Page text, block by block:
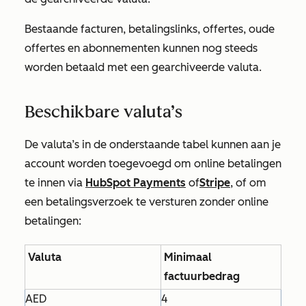
Bestaande facturen, betalingslinks, offertes, oude
offertes en abonnementen kunnen nog steeds
worden betaald met een gearchiveerde valuta.
Beschikbare valuta’s
De valuta’s in de onderstaande tabel kunnen aan je
account worden toegevoegd om online betalingen
te innen via HubSpot Payments ofStripe, of om
een betalingsverzoek te versturen zonder online
betalingen:
Valuta
Minimaal
factuurbedrag
AED
4